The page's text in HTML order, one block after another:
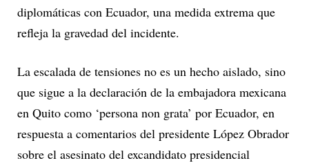
diplomáticas con Ecuador, una medida extrema que
refleja la gravedad del incidente.
La escalada de tensiones no es un hecho aislado, sino
que sigue a la declaración de la embajadora mexicana
en Quito como ‘persona non grata’ por Ecuador, en
respuesta a comentarios del presidente López Obrador
sobre el asesinato del excandidato presidencial